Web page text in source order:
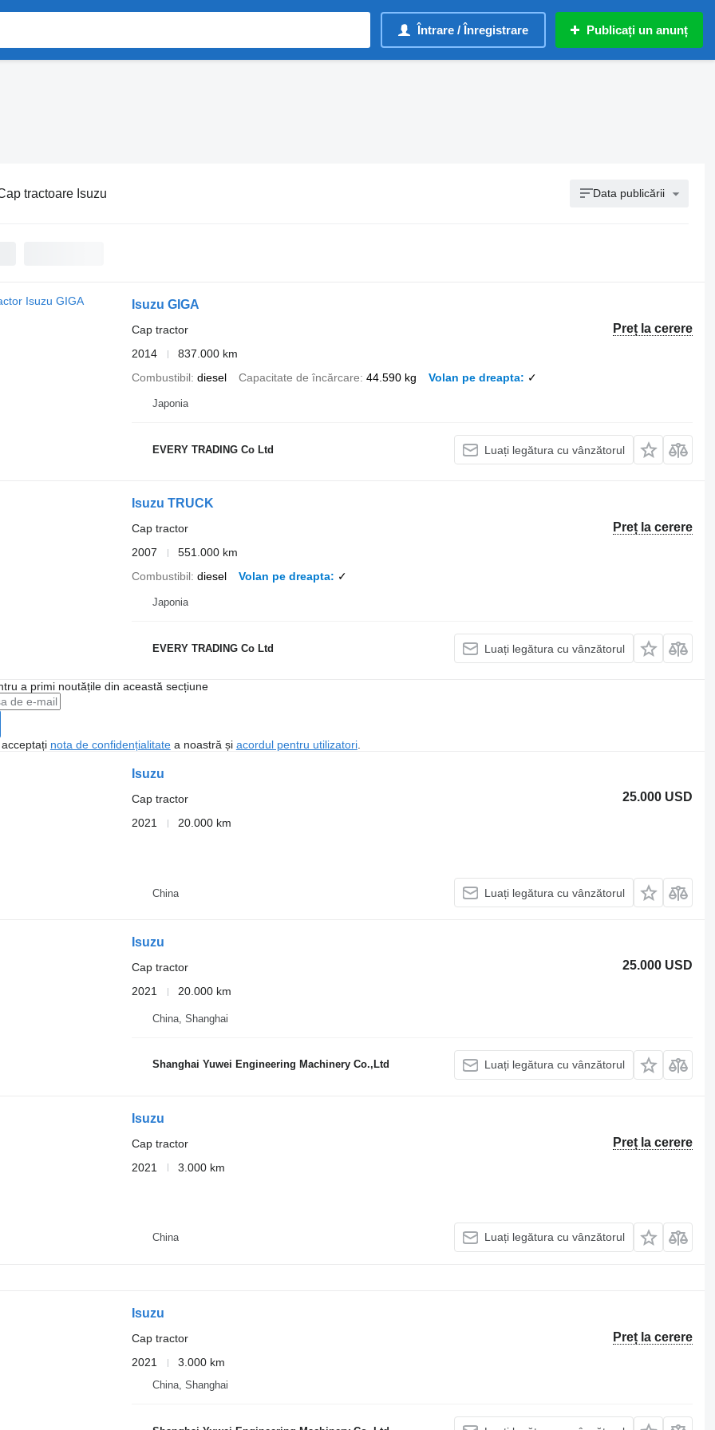
Întrare / Înregistrare Publicați un anunț
tractoare Isuzu Data publicării
Isuzu GIGA
Preț la cerere
Cap tractor
2014
837.000 km
Combustibil diesel Capacitate de încărcare 44.590 kg Volan pe dreapta ✓
Japonia
EVERY TRADING Co Ltd Luați legătura cu vânzătorul
Isuzu TRUCK
Preț la cerere
Cap tractor
2007
551.000 km
Combustibil diesel Volan pe dreapta ✓
Japonia
EVERY TRADING Co Ltd Luați legătura cu vânzătorul
a primi noutățile din această secțiune
nota de confidențialitatea noastră și acordul pentru utilizatori.
Isuzu
25.000 USD
Cap tractor
2021
20.000 km
China Luați legătura cu vânzătorul
Isuzu
25.000 USD
Cap tractor
2021
20.000 km
China, Shanghai
Shanghai Yuwei Engineering Machinery Co.,Ltd Luați legătura cu vânzătorul
Isuzu
Preț la cerere
Cap tractor
2021
3.000 km
China Luați legătura cu vânzătorul
Isuzu
Preț la cerere
Cap tractor
2021
3.000 km
China, Shanghai